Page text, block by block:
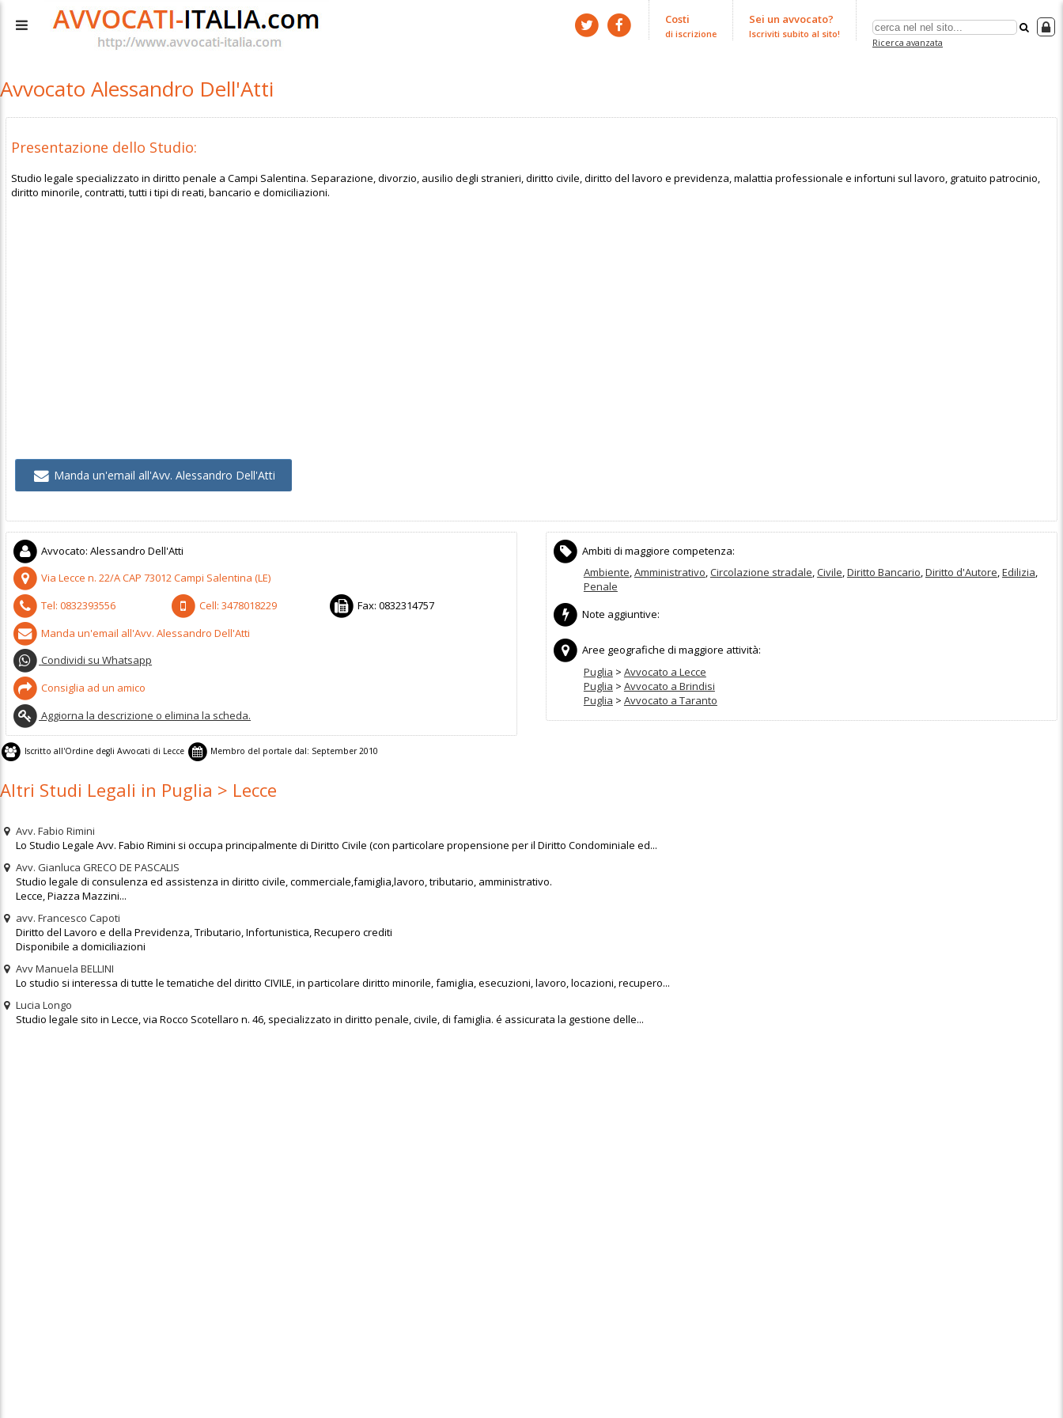
Ricerca avanzata
Sei un avvocato?
Iscriviti subito al sito!
Costi
di iscrizione
Avvocato Alessandro Dell'Atti
Presentazione dello Studio:
Studio legale specializzato in diritto penale a Campi Salentina. Separazione, divorzio, ausilio degli stranieri, diritto civile, diritto del lavoro e previdenza, malattia professionale e infortuni sul lavoro, gratuito patrocinio,
diritto minorile, contratti, tutti i tipi di reati, bancario e domiciliazioni.
Manda un'email all'Avv. Alessandro Dell'Atti
Avvocato:Alessandro Dell'Atti
Via Lecce n. 22/ACAP73012Campi Salentina (LE)
Tel:0832393556 Cell:3478018229 Fax:0832314757
Manda un'email all'Avv. Alessandro Dell'Atti
Condividi su Whatsapp
Consiglia ad un amico
Aggiorna la descrizione o elimina la scheda.
Ambiti di maggiore competenza:
Ambiente,Amministrativo,Circolazione stradale,Civile,Diritto Bancario,Diritto d'Autore,Edilizia,
Penale
Note aggiuntive:
Aree geografiche di maggiore attività:
Puglia > Avvocato a Lecce
Puglia > Avvocato a Brindisi
Puglia > Avvocato a Taranto
Iscritto all'Ordine degli Avvocati di Lecce Membro del portale dal: September 2010
Altri Studi Legali in Puglia > Lecce
Avv. Fabio Rimini
Lo Studio Legale Avv. Fabio Rimini si occupa principalmente di Diritto Civile (con particolare propensione per il Diritto Condominiale ed...
Avv. Gianluca GRECO DE PASCALIS
Studio legale di consulenza ed assistenza in diritto civile, commerciale,famiglia,lavoro, tributario, amministrativo.
Lecce, Piazza Mazzini...
avv. Francesco Capoti
Diritto del Lavoro e della Previdenza, Tributario, Infortunistica, Recupero crediti
Disponibile a domiciliazioni
Avv Manuela BELLINI
Lo studio si interessa di tutte le tematiche del diritto CIVILE, in particolare diritto minorile, famiglia, esecuzioni, lavoro, locazioni, recupero...
Lucia Longo
Studio legale sito in Lecce, via Rocco Scotellaro n. 46, specializzato in diritto penale, civile, di famiglia. é assicurata la gestione delle...